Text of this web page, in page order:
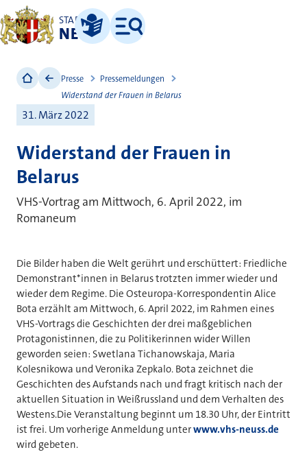
STADT
NEUSS
Leichte Sprache
Menü
Presse
Pressemeldungen
Widerstand der Frauen in Belarus
31. März 2022
Widerstand der Frauen in
Belarus
VHS-Vortrag am Mittwoch, 6. April 2022, im
Romaneum
Die Bilder haben die Welt gerührt und erschüttert: Friedliche
Demonstrant*innen in Belarus trotzten immer wieder und
wieder dem Regime. Die Osteuropa-Korrespondentin Alice
Bota erzählt am Mittwoch, 6. April 2022, im Rahmen eines
VHS-Vortrags die Geschichten der drei maßgeblichen
Protagonistinnen, die zu Politikerinnen wider Willen
geworden seien: Swetlana Tichanowskaja, Maria
Kolesnikowa und Veronika Zepkalo. Bota zeichnet die
Geschichten des Aufstands nach und fragt kritisch nach der
aktuellen Situation in Weißrussland und dem Verhalten des
Westens.Die Veranstaltung beginnt um 18.30 Uhr, der Eintritt
ist frei. Um vorherige Anmeldung unterwww.vhs-neuss.de
wird gebeten.